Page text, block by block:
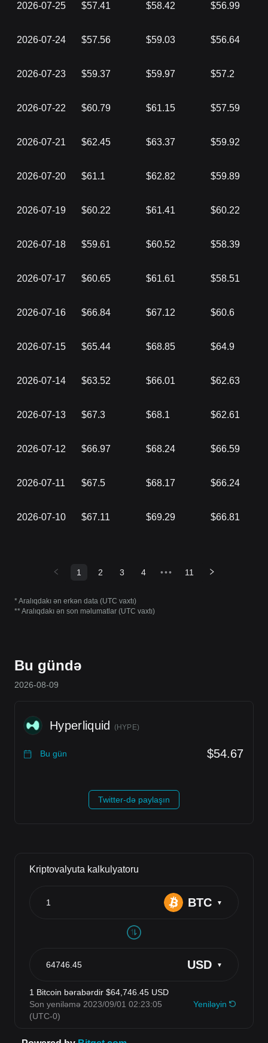
2026-07-25 $57.41 $58.42 $56.99
2026-07-24 $57.56 $59.03 $56.64
2026-07-23 $59.37 $59.97 $57.2
2026-07-22 $60.79 $61.15 $57.59
2026-07-21 $62.45 $63.37 $59.92
2026-07-20 $61.1 $62.82 $59.89
2026-07-19 $60.22 $61.41 $60.22
2026-07-18 $59.61 $60.52 $58.39
2026-07-17 $60.65 $61.61 $58.51
2026-07-16 $66.84 $67.12 $60.6
2026-07-15 $65.44 $68.85 $64.9
2026-07-14 $63.52 $66.01 $62.63
2026-07-13 $67.3 $68.1 $62.61
2026-07-12 $66.97 $68.24 $66.59
2026-07-11 $67.5 $68.17 $66.24
2026-07-10 $67.11 $69.29 $66.81
1 2 3 4 ••• 11
* Aralıqdakı ən erkən data (UTC vaxtı)
** Aralıqdakı ən son məlumatlar (UTC vaxtı)
Bu gündə
2026-08-09
Hyperliquid (HYPE)
Bu gün $54.67
Twitter-də paylaşın